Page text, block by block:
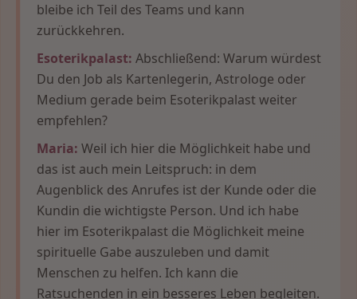
bleibe ich Teil des Teams und kann
zurückkehren.
Esoterikpalast: Abschließend: Warum würdest
Du den Job als Kartenlegerin, Astrologe oder
Medium gerade beim Esoterikpalast weiter
empfehlen?
Maria: Weil ich hier die Möglichkeit habe und
das ist auch mein Leitspruch: in dem
Augenblick des Anrufes ist der Kunde oder die
Kundin die wichtigste Person. Und ich habe
hier im Esoterikpalast die Möglichkeit meine
spirituelle Gabe auszuleben und damit
Menschen zu helfen. Ich kann die
Ratsuchenden in ein besseres Leben begleiten.